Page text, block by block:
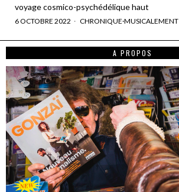
voyage cosmico-psychédélique haut
6 OCTOBRE 2022 CHRONIQUE·MUSICALEMENT
A PROPOS